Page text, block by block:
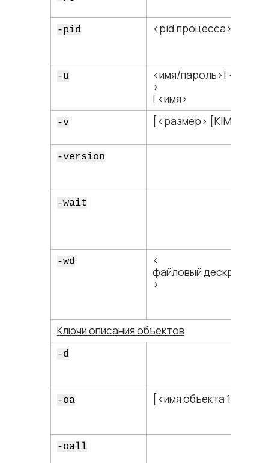
-pid <​pid процесса​>
-u
<​имя/пароль​>| <​имя/?​
>
| <​имя​>
-v [<​размер​> [K|M]]
-version
-wait
-wd
<​
файловый дескриптор​
>
Ключи описания объектов
-d
-oa [<​имя объекта 1​>[,…]]
-oall